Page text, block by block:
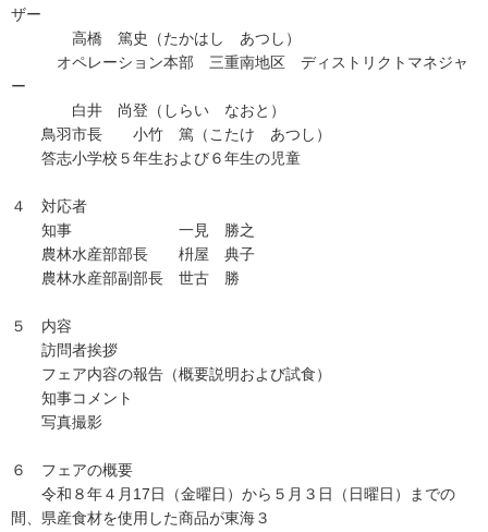
ザー
高橋 篤史（たかはし あつし）
オペレーション本部 三重南地区 ディストリクトマネジャ
ー
白井 尚登（しらい なおと）
鳥羽市長 小竹 篤（こたけ あつし）
答志小学校５年生および６年生の児童
４ 対応者
知事 一見 勝之
農林水産部部長 枡屋 典子
農林水産部副部長 世古 勝
５ 内容
訪問者挨拶
フェア内容の報告（概要説明および試食）
知事コメント
写真撮影
６ フェアの概要
令和８年４月17日（金曜日）から５月３日（日曜日）までの
間、県産食材を使用した商品が東海３